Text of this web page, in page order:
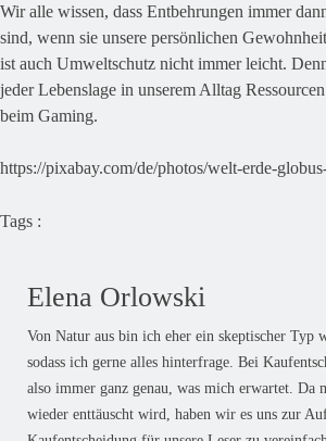
Wir alle wissen, dass Entbehrungen immer
sind, wenn sie unsere persönlichen
ist auch Umweltschutz nicht immer leicht.
jeder Lebenslage in unserem Alltag
beim Gaming.
https://pixabay.com/de/photos/welt-erde-
Tags :
Elena Orlowski
Von Natur aus bin ich eher ein skeptischer Typ
sodass ich gerne alles hinterfrage. Bei
also immer ganz genau, was mich erwartet. Da
wieder enttäuscht wird, haben wir es uns zur